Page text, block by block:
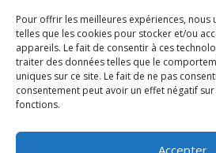
Pour offrir les meilleures expériences, nous
telles que les cookies pour stocker et/ou
appareils. Le fait de consentir à ces
traiter des données telles que le
uniques sur ce site. Le fait de ne pas
consentement peut avoir un effet négatif
fonctions.
Accepter
06 Juil 2026
Étude d’évaluabilité des Structures
d’accompagnement à
01 Juil 2026
Pénurie du personnel infirmier
Wallonie ?